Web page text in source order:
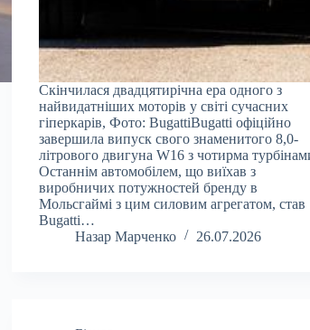
Скінчилася двадцятирічна ера одного з
найвидатніших моторів у світі сучасних
гіперкарів, Фото: BugattiBugatti офіційно
завершила випуск свого знаменитого 8,0-
літрового двигуна W16 з чотирма
Останнім автомобілем, що виїхав з
виробничих потужностей бренду в
Мольсгаймі з цим силовим агрегатом, став
Bugatti…
Назар Марченко
26.07.2026